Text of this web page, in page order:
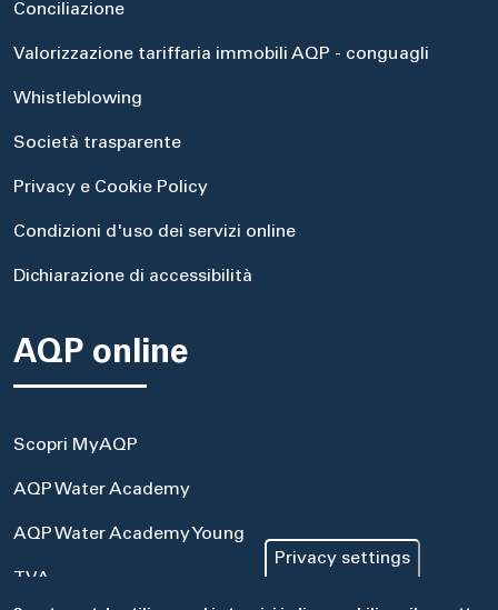
Conciliazione
Valorizzazione tariffaria immobili AQP - conguagli
Whistleblowing
Società trasparente
Privacy e Cookie Policy
Condizioni d'uso dei servizi online
Dichiarazione di accessibilità
AQP online
Scopri MyAQP
AQP Water Academy
AQP Water Academy Young
TVA
Privacy settings